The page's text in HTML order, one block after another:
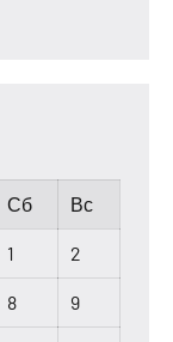
Сб Вс
1 2
8 9